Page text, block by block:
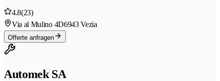
4.8(23)
Via al Mulino 4D6943 Vezia
Offerte anfragen
Automek SA